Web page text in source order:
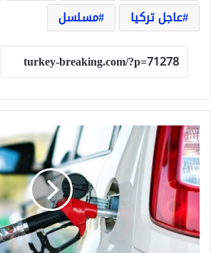
عاجل تركيا
مسلسل
ارتفاع
أسعار
الوقود
في
تركيا
اعتبارا
من
الليلة